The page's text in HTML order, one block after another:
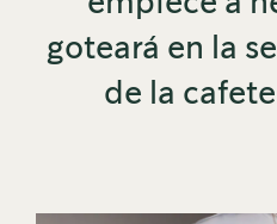
goteará en la
de la